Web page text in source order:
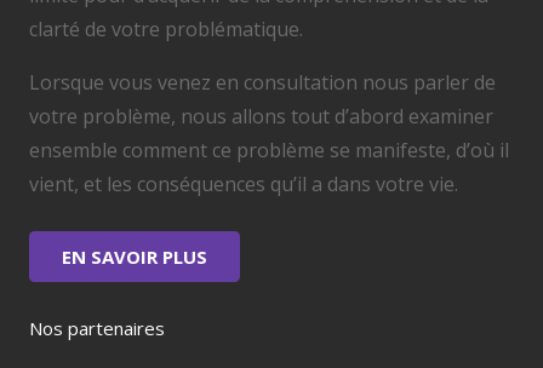
clarté de votre problématique.
Lorsque vous venez en consultation nous parler de
votre problème, nous allons tout d’abord examiner
ensemble comment ce problème se manifeste, d’où il
vient, et les conséquences qu’il a dans votre vie.
EN SAVOIR PLUS
Nos partenaires